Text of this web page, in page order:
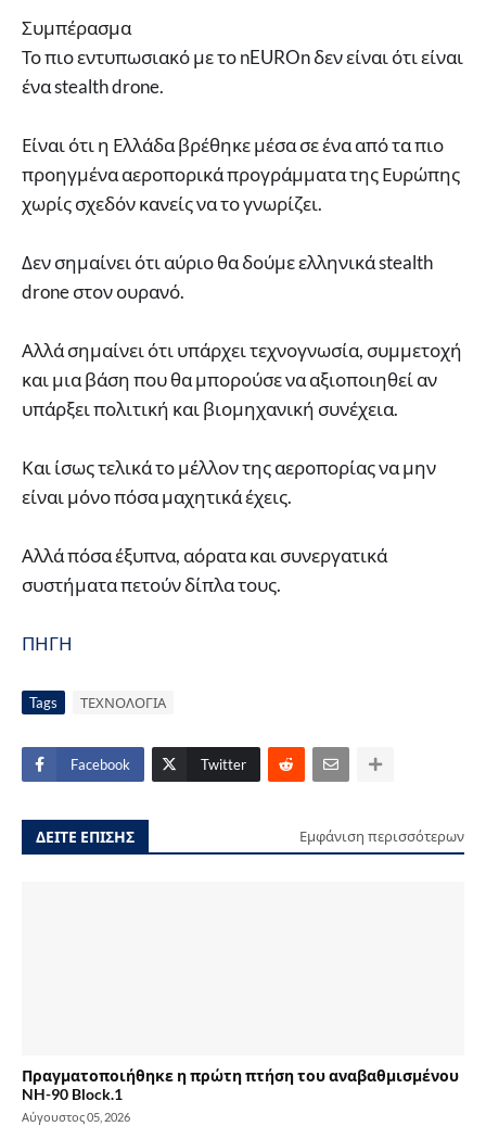
Συμπέρασμα
Το πιο εντυπωσιακό με το nEUROn δεν είναι ότι είναι
ένα stealth drone.
Είναι ότι η Ελλάδα βρέθηκε μέσα σε ένα από τα πιο
προηγμένα αεροπορικά προγράμματα της Ευρώπης
χωρίς σχεδόν κανείς να το γνωρίζει.
Δεν σημαίνει ότι αύριο θα δούμε ελληνικά stealth
drone στον ουρανό.
Αλλά σημαίνει ότι υπάρχει τεχνογνωσία, συμμετοχή
και μια βάση που θα μπορούσε να αξιοποιηθεί αν
υπάρξει πολιτική και βιομηχανική συνέχεια.
Και ίσως τελικά το μέλλον της αεροπορίας να μην
είναι μόνο πόσα μαχητικά έχεις.
Αλλά πόσα έξυπνα, αόρατα και συνεργατικά
συστήματα πετούν δίπλα τους.
ΠΗΓΗ
Tags ΤΕΧΝΟΛΟΓΙΑ
Facebook Twitter
ΔΕΙΤΕ ΕΠΙΣΗΣ Εμφάνιση περισσότερων
Πραγματοποιήθηκε η πρώτη πτήση του αναβαθμισμένου
NH-90 Block.1
Αύγουστος 05, 2026